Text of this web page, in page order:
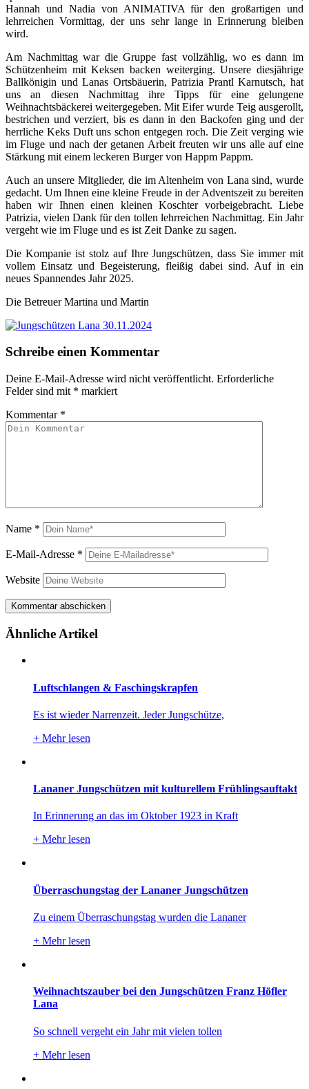
Hannah und Nadia von ANIMATIVA für den großartigen und
lehrreichen Vormittag, der uns sehr lange in Erinnerung bleiben
wird.
Am Nachmittag war die Gruppe fast vollzählig, wo es dann im
Schützenheim mit Keksen backen weiterging. Unsere diesjährige
Ballkönigin und Lanas Ortsbäuerin, Patrizia Prantl Karnutsch, hat
uns an diesen Nachmittag ihre Tipps für eine gelungene
Weihnachtsbäckerei weitergegeben. Mit Eifer wurde Teig ausgerollt,
bestrichen und verziert, bis es dann in den Backofen ging und der
herrliche Keks Duft uns schon entgegen roch. Die Zeit verging wie
im Fluge und nach der getanen Arbeit freuten wir uns alle auf eine
Stärkung mit einem leckeren Burger von Happm Pappm.
Auch an unsere Mitglieder, die im Altenheim von Lana sind, wurde
gedacht. Um Ihnen eine kleine Freude in der Adventszeit zu bereiten
haben wir Ihnen einen kleinen Koschter vorbeigebracht. Liebe
Patrizia, vielen Dank für den tollen lehrreichen Nachmittag. Ein Jahr
vergeht wie im Fluge und es ist Zeit Danke zu sagen.
Die Kompanie ist stolz auf Ihre Jungschützen, dass Sie immer mit
vollem Einsatz und Begeisterung, fleißig dabei sind. Auf in ein
neues Spannendes Jahr 2025.
Die Betreuer Martina und Martin
Schreibe einen Kommentar
Deine E-Mail-Adresse wird nicht veröffentlicht. Erforderliche
Felder sind mit * markiert
Kommentar *
Name *
E-Mail-Adresse *
Website
Ähnliche Artikel
Luftschlangen & Faschingskrapfen
Es ist wieder Narrenzeit. Jeder Jungschütze,
+ Mehr lesen
Lananer Jungschützen mit kulturellem Frühlingsauftakt
In Erinnerung an das im Oktober 1923 in Kraft
+ Mehr lesen
Überraschungstag der Lananer Jungschützen
Zu einem Überraschungstag wurden die Lananer
+ Mehr lesen
Weihnachtszauber bei den Jungschützen Franz Höfler
Lana
So schnell vergeht ein Jahr mit vielen tollen
+ Mehr lesen